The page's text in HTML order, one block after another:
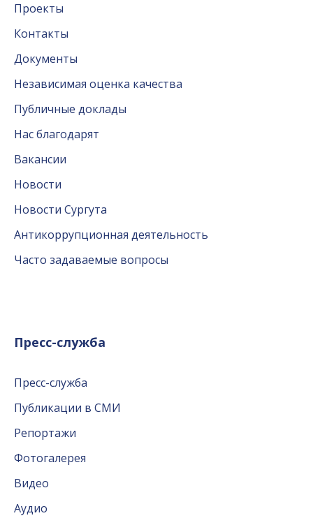
Проекты
Контакты
Документы
Независимая оценка качества
Публичные доклады
Нас благодарят
Вакансии
Новости
Новости Сургута
Антикоррупционная деятельность
Часто задаваемые вопросы
Пресс-служба
Пресс-служба
Публикации в СМИ
Репортажи
Фотогалерея
Видео
Аудио